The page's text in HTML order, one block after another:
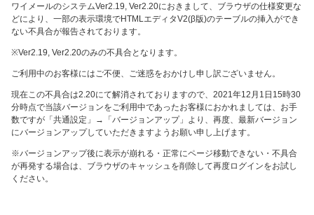
ワイメールのシステムVer2.19 Ver2.20におきまして、ブラウザの仕様変更な
どにより、一部の表示環境でHTMLエディタV2(β版)のテーブルの挿入ができ
ない不具合が報告されております。
※Ver2.19, Ver2.20のみの不具合となります。
ご利用中のお客様にはご不便、ご迷惑をおかけし申し訳ございません。
現在この不具合は2.20にて解消されておりますので、2021年12月1日15時30
分時点で当該バージョンをご利用中であったお客様におかれましては、お手
数ですが「共通設定」→「バージョンアップ」より、再度、最新バージョン
にバージョンアップしていただきますようお願い申し上げます。
※バージョンアップ後に表示が崩れる・正常にページ移動できない・不具合
が再発する場合は、ブラウザのキャッシュを削除して再度ログインをお試し
ください。